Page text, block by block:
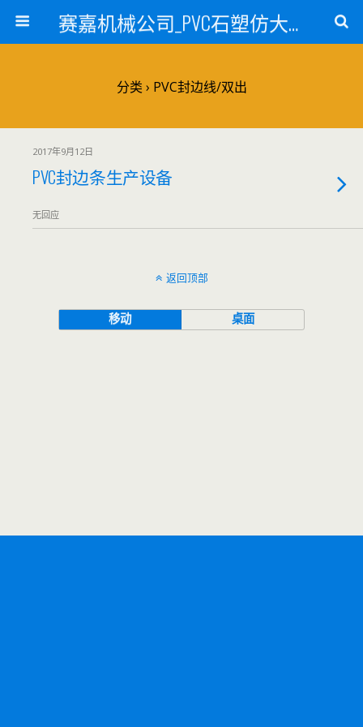
赛嘉机械公司_PVC石塑仿大理石线条生产线_PVC仿大理石板材生产设备_PVC门窗型材生产设备_PVC扣板设备_PVC/WPC发泡板材生产线_PVC波浪瓦生产设备_地毯覆膜TPR TPE设备_TPR鞋边条生产设备_PVC封边条卡条生产设备_PVC造料设备_PVC PE PP管材生产线_混合机
分类 › PVC封边线/双出
2017年9月12日
PVC封边条生产设备
无回应
返回顶部
移动 桌面